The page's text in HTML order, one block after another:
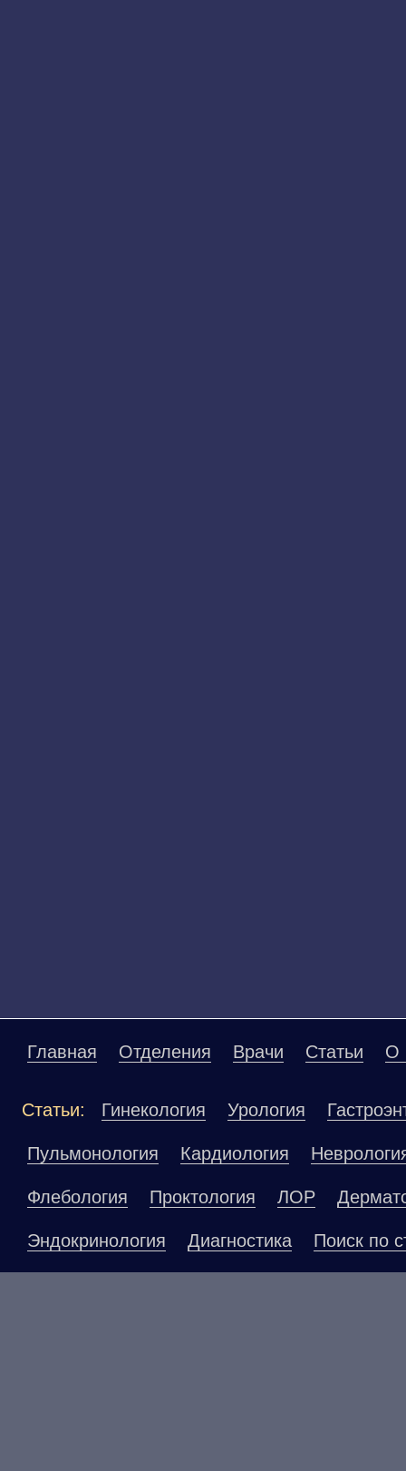
Главная Отделения Врачи Статьи О
Статьи: Гинекология Урология
Пульмонология Кардиология
Флебология Проктология ЛОР
Эндокринология Диагностика Поиск по